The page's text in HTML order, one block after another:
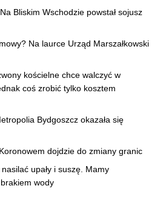
Bliskim Wschodzie powstał sojusz
Na laurce Urząd Marszałkowski
kościelne chce walczyć w
coś zrobić tylko kosztem
Bydgoszcz okazała się
dojdzie do zmiany granic
upały i suszę. Mamy
wody